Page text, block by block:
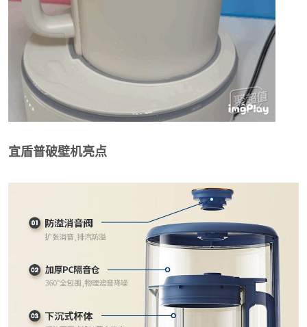
宜盾普破壁机亮点